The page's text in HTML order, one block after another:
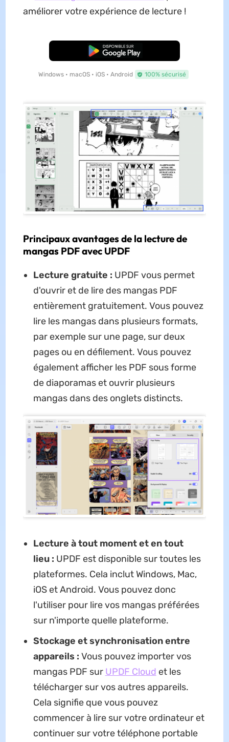
améliorer votre expérience de lecture !
TÉLÉCHARGER
Windows • macOS • iOS • Android 100% sécurisé
Principaux avantages de la lecture de
mangas PDF avec UPDF
Lecture gratuite : UPDF vous permet
d'ouvrir et de lire des mangas PDF
entièrement gratuitement. Vous pouvez
lire les mangas dans plusieurs formats,
par exemple sur une page, sur deux
pages ou en défilement. Vous pouvez
également afficher les PDF sous forme
de diaporamas et ouvrir plusieurs
mangas dans des onglets distincts.
Lecture à tout moment et en tout
lieu : UPDF est disponible sur toutes les
plateformes. Cela inclut Windows, Mac,
iOS et Android. Vous pouvez donc
l'utiliser pour lire vos mangas préférées
sur n'importe quelle plateforme.
Stockage et synchronisation entre
appareils : Vous pouvez importer vos
mangas PDF sur UPDF Cloud et les
télécharger sur vos autres appareils.
Cela signifie que vous pouvez
commencer à lire sur votre ordinateur et
continuer sur votre téléphone portable